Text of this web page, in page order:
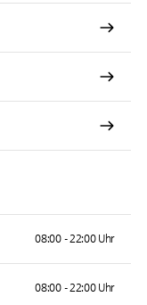
08:00 - 22:00 Uhr
08:00 - 22:00 Uhr